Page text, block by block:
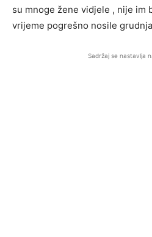
su mnoge žene vidjele , nije im
vrijeme pogrešno nosile
Sadržaj se nastavlja